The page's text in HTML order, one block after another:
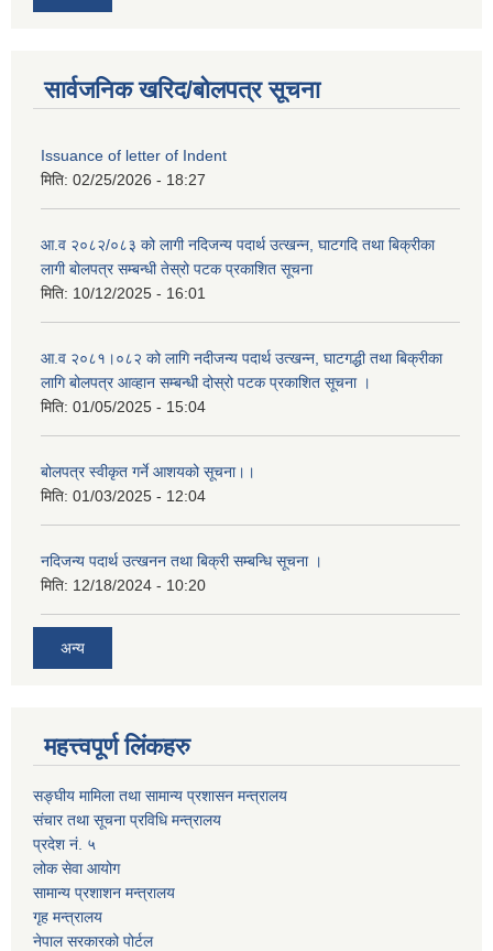
सार्वजनिक खरिद/बोलपत्र सूचना
Issuance of letter of Indent
मिति: 02/25/2026 - 18:27
आ.व २०८२/०८३ को लागी नदिजन्य पदार्थ उत्खन्न, घाटगदि तथा बिक्रीका
लागी बोलपत्र सम्बन्धी तेस्रो पटक प्रकाशित सूचना
मिति: 10/12/2025 - 16:01
आ.व २०८१।०८२ को लागि नदीजन्य पदार्थ उत्खन्न, घाटगद्धी तथा बिक्रीका
लागि बोलपत्र आव्हान सम्बन्धी दोस्रो पटक प्रकाशित सूचना ।
मिति: 01/05/2025 - 15:04
बोलपत्र स्वीकृत गर्ने आशयको सूचना।।
मिति: 01/03/2025 - 12:04
नदिजन्य पदार्थ उत्खनन तथा बिक्री सम्बन्धि सूचना ।
मिति: 12/18/2024 - 10:20
अन्य
महत्त्वपूर्ण लिंकहरु
सङ्घीय मामिला तथा सामान्य प्रशासन मन्त्रालय
संचार तथा सूचना प्रविधि मन्त्रालय
प्रदेश नं. ५
लोक सेवा आयोग
सामान्य प्रशाशन मन्त्रालय
गृह मन्त्रालय
नेपाल सरकारको पोर्टल